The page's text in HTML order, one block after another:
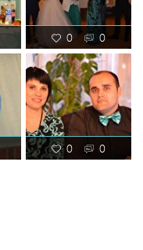
0 0
0 0